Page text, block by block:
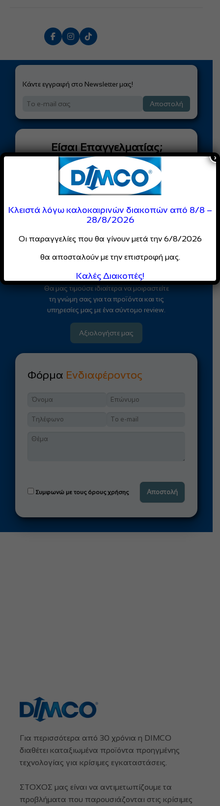
Κάντε εγγραφή στο Newsletter μας!
Αποστολή
Είσαι Επαγγελματίας;
Γίνε Μέλος της
DIMCO
Κοινότητας
Απόλαυσεειδικές τιμέςκαι
αποκλειστικές προσφορές
Κάντε Εγγραφή
Θα μας τιμούσε ιδιαίτερα να μοιραστείτε
τη γνώμη σας για τα προϊόντα και τις
υπηρεσίες μας με ένα σύντομο review.
Αξιολογήστε μας
Φόρμα Ενδιαφέροντος
Συμφωνώ με τους όρους χρήσης
Για περισσότερα από 30 χρόνια η DIMCO
διαθέτει καταξιωμένα προϊόντα προηγμένης
τεχνολογίας για κρίσιμες εγκαταστάσεις.
ΣΤΟΧΟΣ μας είναι να αντιμετωπίζουμε τα
προβλήματα που παρουσιάζονται στις κρίσιμες
Κλειστά λόγω καλοκαιρινών διακοπών από 8/8 –
28/8/2026
Οι παραγγελίες που θα γίνουν μετά την 6/8/2026
θα αποσταλούν με την επιστροφή μας.
Καλές Διακοπές!
×